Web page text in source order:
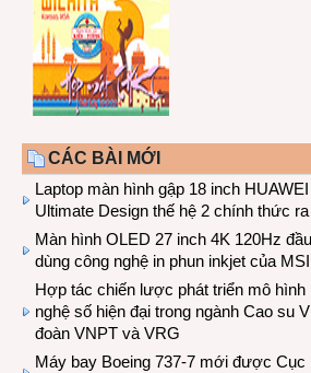
CÁC BÀI MỚI
Laptop màn hình gập 18 inch
Ultimate Design thế hệ 2 chính thức
Màn hình OLED 27 inch 4K 120Hz
dùng công nghệ in phun inkjet của
Hợp tác chiến lược phát triển mô hình
nghệ số hiện đại trong ngành Cao su
đoàn VNPT và VRG
Máy bay Boeing 737-7 mới được Cục